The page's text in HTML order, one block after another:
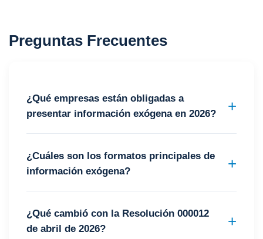
Preguntas Frecuentes
¿Qué empresas están obligadas a
presentar información exógena en 2026?
¿Cuáles son los formatos principales de
información exógena?
¿Qué cambió con la Resolución 000012
de abril de 2026?